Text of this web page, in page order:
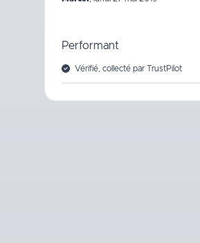
Performant
Vérifié, collecté par TrustPilot